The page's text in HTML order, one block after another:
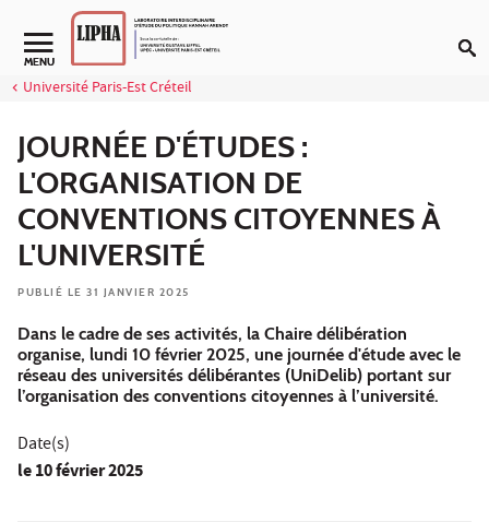
Aller au contenu
Navigation secondaire
MENU
Université Paris-Est Créteil
JOURNÉE D'ÉTUDES :
L'ORGANISATION DE
CONVENTIONS CITOYENNES À
L'UNIVERSITÉ
PUBLIÉ LE 31 JANVIER 2025
Dans le cadre de ses activités, la Chaire délibération
organise, lundi 10 février 2025, une journée d'étude avec le
réseau des universités délibérantes (UniDelib) portant sur
l’organisation des conventions citoyennes à l’université.
Date(s)
le10 février 2025